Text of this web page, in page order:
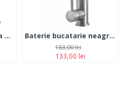
Baterie bucatarie Alba Pipa flexibila Monocomanda Cauciucata, Fleko FZXI-CW451 Baterie bucatarie neagra, otel Inoxidabil, pipa flexibila, monocomanda cauciucata, FLEKO FZXI-CD451
133,00 lei
183,00 lei